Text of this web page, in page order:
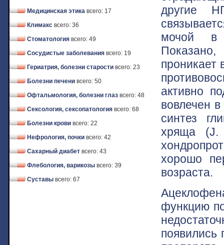
Медицинская этика всего: 17
Климакс всего: 36
Стоматология всего: 49
Сосудистые заболевания всего: 19
Гериатрия, болезни старости всего: 23
Болезни печени всего: 50
Офтальмология, болезни глаз всего: 48
Сексология, сексопатология всего: 68
Болезни крови всего: 22
Нефрология, почки всего: 42
Сахарный диабет всего: 43
Флебология, варикозы всего: 39
Суставы всего: 67
другие
мочой в
Показано,
проникает
активно
вовлечен
синтез
хряща (J.
хорошо
возраста.
функцию